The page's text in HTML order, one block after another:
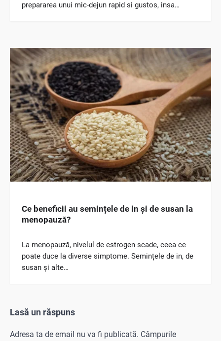
prepararea unui mic-dejun rapid si gustos, insa…
Ce beneficii au semințele de in și de susan la
menopauză?
La menopauză, nivelul de estrogen scade, ceea ce
poate duce la diverse simptome. Semințele de in, de
susan și alte…
Lasă un răspuns
Adresa ta de email nu va fi publicată. Câmpurile